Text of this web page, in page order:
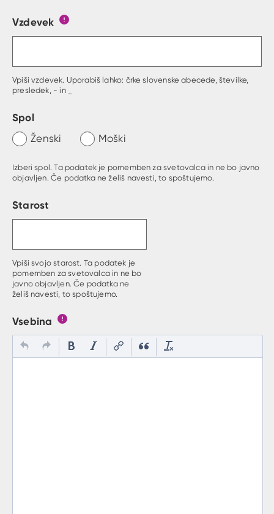
Obrazec, kjer lahko zastaviš vprašanje
Vzdevek
Vpiši vzdevek. Uporabiš lahko: črke slovenske abecede, številke,
presledek, - in _
Spol
Ženski Moški
Izberi spol. Ta podatek je pomemben za svetovalca in ne bo javno
objavljen. Če podatka ne želiš navesti, to spoštujemo.
Starost
Vpiši svojo starost. Ta podatek je
pomemben za svetovalca in ne bo
javno objavljen. Če podatka ne
želiš navesti, to spoštujemo.
Vsebina